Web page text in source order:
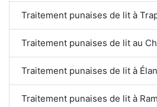
Traitement punaises de lit à
Traitement punaises de lit au
Traitement punaises de lit à
Traitement punaises de lit à